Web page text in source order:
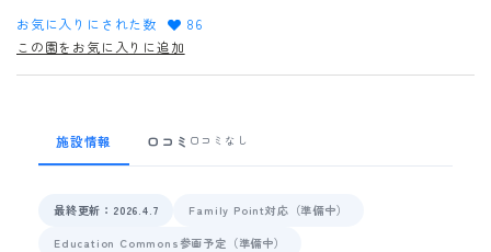
お気に入りにされた数
86
この園をお気に入りに追加
施設情報 口コミ 口コミなし
最終更新：2026.4.7
Family Point対応（準備中）
Education Commons参画予定（準備中）